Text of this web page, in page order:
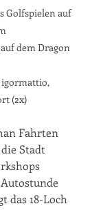
Golfspielen auf
dem Dragon
igormattio,
(2x)
Fahrten
Stadt
das 18-Loch